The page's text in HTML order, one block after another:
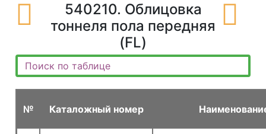
540210. Облицовка
тоннеля пола передняя
(FL)
№ Каталожный номер